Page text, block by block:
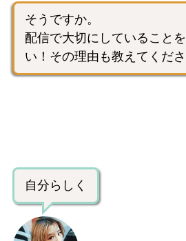
そうですか。
配信で大切にしていること
い！その理由も教えてくださ
自分らしく